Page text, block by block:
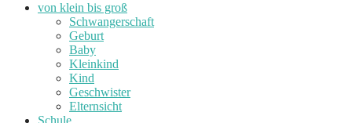
von klein bis groß
Schwangerschaft
Geburt
Baby
Kleinkind
Kind
Geschwister
Elternsicht
Schule